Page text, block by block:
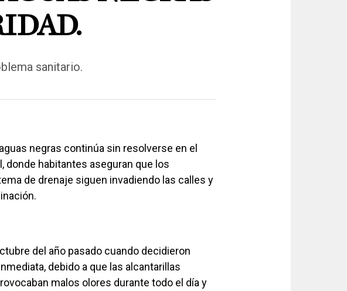
sanitario.
negras continúa sin resolverse en el
donde habitantes aseguran que los
de drenaje siguen invadiendo las calles y
del año pasado cuando decidieron
debido a que las alcantarillas
malos olores durante todo el día y